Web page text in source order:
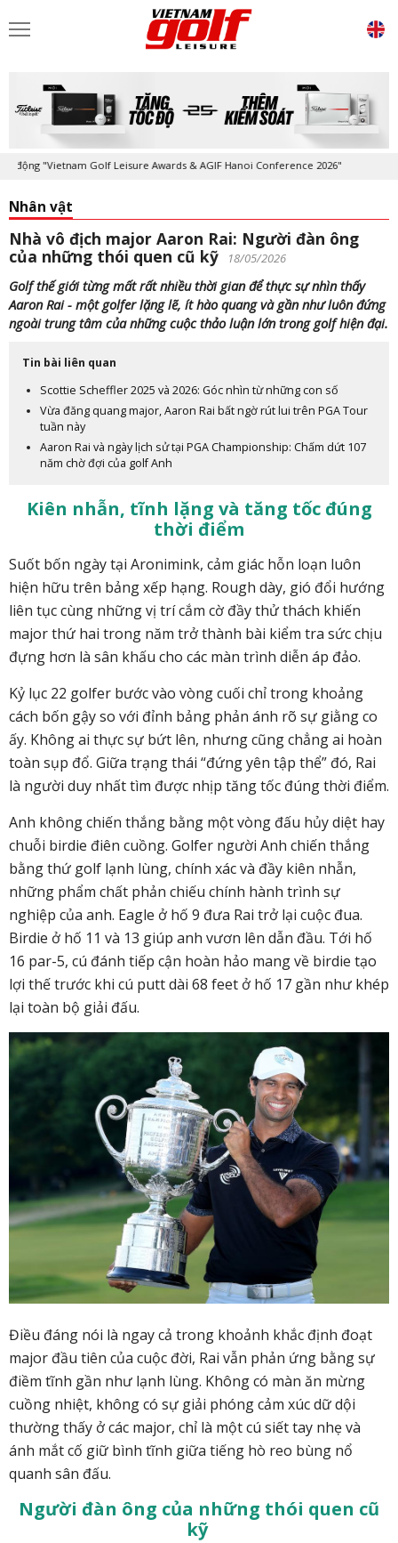
"Vietnam Golf Leisure Awards & AGIF Hanoi Conference 2026"
Nhân vật
Nhà vô địch major Aaron Rai: Người đàn ông
của những thói quen cũ kỹ
18/05/2026
Golf thế giới từng mất rất nhiều thời gian để thực sự nhìn thấy
Aaron Rai - một golfer lặng lẽ, ít hào quang và gần như luôn đứng
ngoài trung tâm của những cuộc thảo luận lớn trong golf hiện đại.
Tin bài liên quan
Scottie Scheffler 2025 và 2026: Góc nhìn từ những con số
Vừa đăng quang major, Aaron Rai bất ngờ rút lui trên PGA Tour
tuần này
Aaron Rai và ngày lịch sử tại PGA Championship: Chấm dứt 107
năm chờ đợi của golf Anh
Kiên nhẫn, tĩnh lặng và tăng tốc đúng
thời điểm
Suốt bốn ngày tại Aronimink, cảm giác hỗn loạn luôn
hiện hữu trên bảng xếp hạng. Rough dày, gió đổi hướng
liên tục cùng những vị trí cắm cờ đầy thử thách khiến
major thứ hai trong năm trở thành bài kiểm tra sức chịu
đựng hơn là sân khấu cho các màn trình diễn áp đảo.
Kỷ lục 22 golfer bước vào vòng cuối chỉ trong khoảng
cách bốn gậy so với đỉnh bảng phản ánh rõ sự giằng co
ấy. Không ai thực sự bứt lên, nhưng cũng chẳng ai hoàn
toàn sụp đổ. Giữa trạng thái “đứng yên tập thể” đó, Rai
là người duy nhất tìm được nhịp tăng tốc đúng thời điểm.
Anh không chiến thắng bằng một vòng đấu hủy diệt hay
chuỗi birdie điên cuồng. Golfer người Anh chiến thắng
bằng thứ golf lạnh lùng, chính xác và đầy kiên nhẫn,
những phẩm chất phản chiếu chính hành trình sự
nghiệp của anh. Eagle ở hố 9 đưa Rai trở lại cuộc đua.
Birdie ở hố 11 và 13 giúp anh vươn lên dẫn đầu. Tới hố
16 par-5, cú đánh tiếp cận hoàn hảo mang về birdie tạo
lợi thế trước khi cú putt dài 68 feet ở hố 17 gần như khép
lại toàn bộ giải đấu.
Điều đáng nói là ngay cả trong khoảnh khắc định đoạt
major đầu tiên của cuộc đời, Rai vẫn phản ứng bằng sự
điềm tĩnh gần như lạnh lùng. Không có màn ăn mừng
cuồng nhiệt, không có sự giải phóng cảm xúc dữ dội
thường thấy ở các major, chỉ là một cú siết tay nhẹ và
ánh mắt cố giữ bình tĩnh giữa tiếng hò reo bùng nổ
quanh sân đấu.
Người đàn ông của những thói quen cũ
kỹ